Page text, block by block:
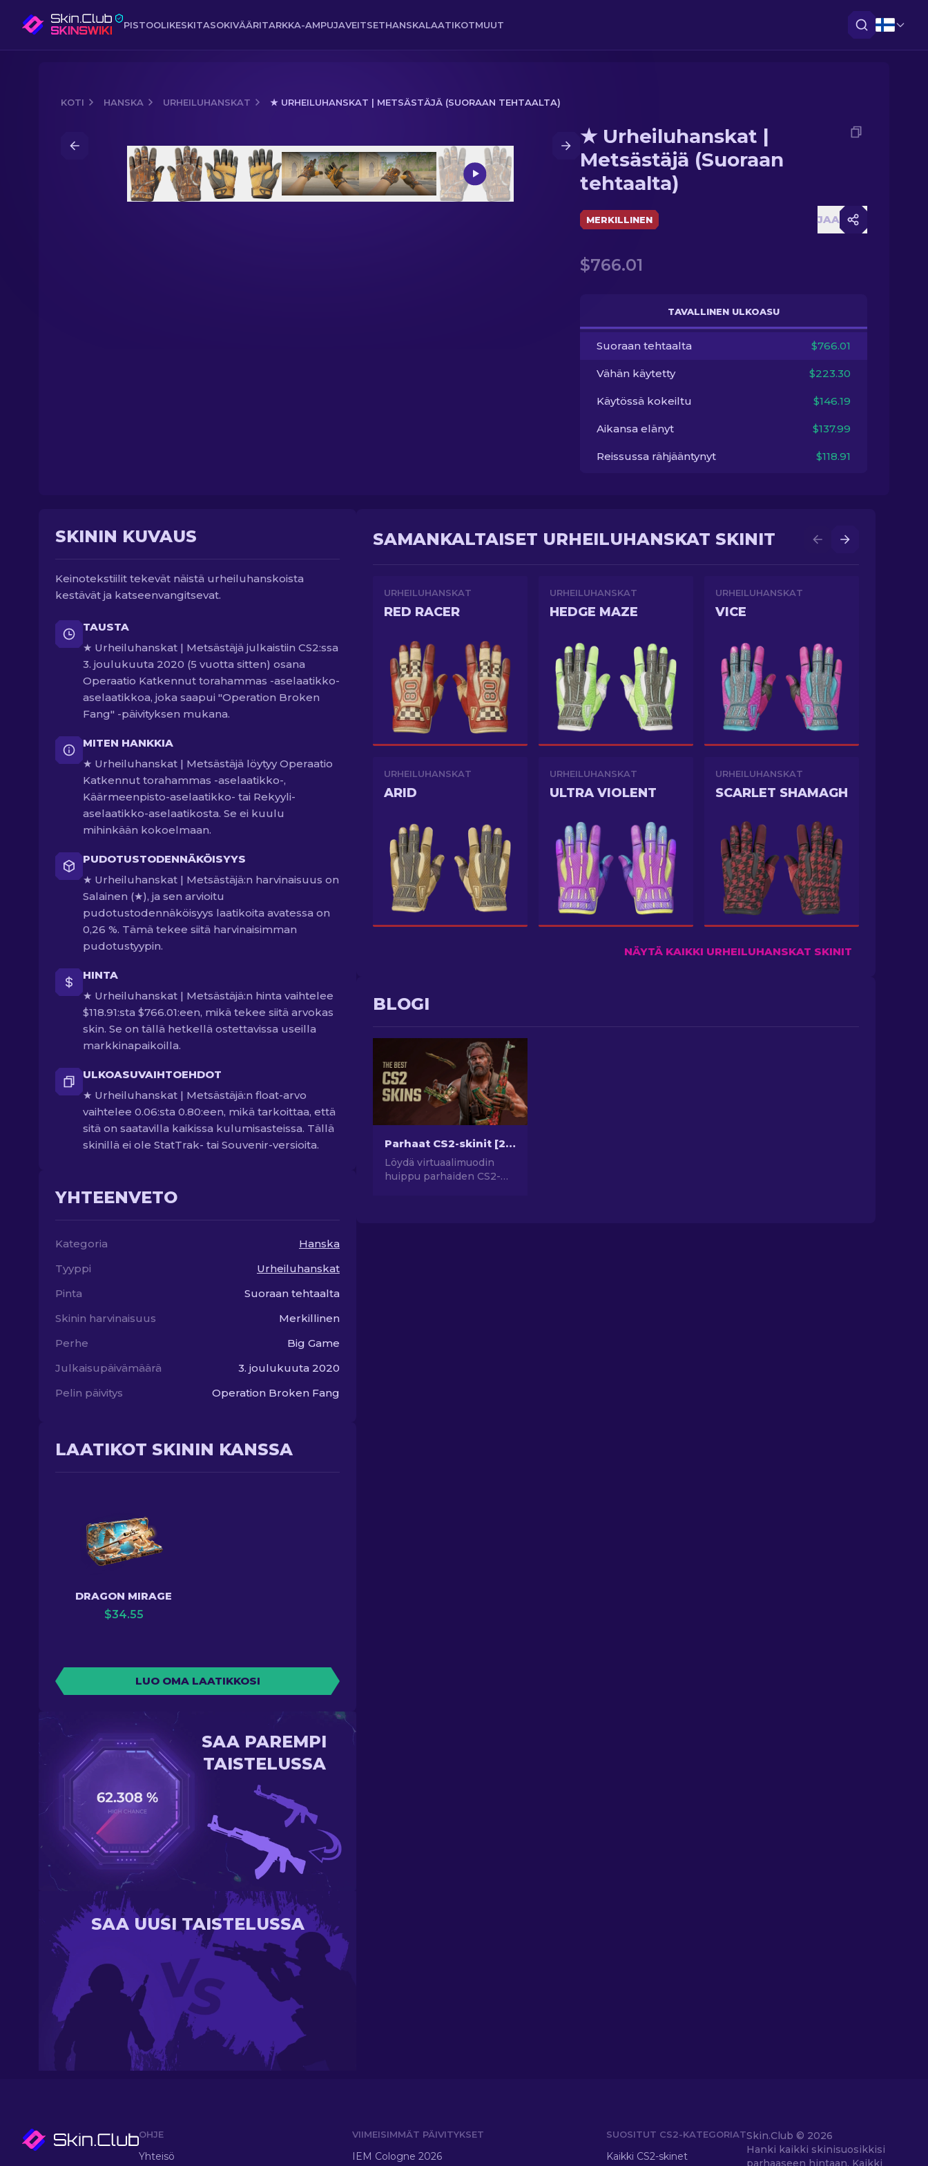
PISTOOLIKESKITASOKIVÄÄRITARKKA-AMPUJAVEITSETHANSKALAATIKOTMUUT
KOTI HANSKA URHEILUHANSKAT ★ URHEILUHANSKAT | METSÄSTÄJÄ (SUORAAN TEHTAALTA)
Media of ★ Urheiluhanskat | Metsästäjä (Suoraan tehtaalta)
★ Urheiluhanskat |
Metsästäjä (Suoraan
tehtaalta)
MERKILLINEN JAA
$766.01
TAVALLINEN ULKOASU
Suoraan tehtaalta $766.01
Vähän käytetty $223.30
Käytössä kokeiltu $146.19
Aikansa elänyt $137.99
Reissussa rähjääntynyt $118.91
SKININ KUVAUS
Keinotekstiilit tekevät näistä urheiluhanskoista
kestävät ja katseenvangitsevat.
TAUSTA
★ Urheiluhanskat | Metsästäjä julkaistiin CS2:ssa
3. joulukuuta 2020 (5 vuotta sitten) osana
Operaatio Katkennut torahammas -aselaatikko-
aselaatikkoa, joka saapui "Operation Broken
Fang" -päivityksen mukana.
MITEN HANKKIA
★ Urheiluhanskat | Metsästäjä löytyy Operaatio
Katkennut torahammas -aselaatikko-,
Käärmeenpisto-aselaatikko- tai Rekyyli-
aselaatikko-aselaatikosta. Se ei kuulu
mihinkään kokoelmaan.
PUDOTUSTODENNÄKÖISYYS
★ Urheiluhanskat | Metsästäjä:n harvinaisuus on
Salainen (★), ja sen arvioitu
pudotustodennäköisyys laatikoita avatessa on
0,26 %. Tämä tekee siitä harvinaisimman
pudotustyypin.
HINTA
★ Urheiluhanskat | Metsästäjä:n hinta vaihtelee
$118.91:sta $766.01:een, mikä tekee siitä arvokas
skin. Se on tällä hetkellä ostettavissa useilla
markkinapaikoilla.
ULKOASUVAIHTOEHDOT
★ Urheiluhanskat | Metsästäjä:n float-arvo
vaihtelee 0.06:sta 0.80:een, mikä tarkoittaa, että
sitä on saatavilla kaikissa kulumisasteissa. Tällä
skinillä ei ole StatTrak- tai Souvenir-versioita.
YHTEENVETO
Kategoria
Hanska
Tyyppi
Urheiluhanskat
Pinta
Suoraan tehtaalta
Skinin harvinaisuus
Merkillinen
Perhe
Big Game
Julkaisupäivämäärä
3. joulukuuta 2020
Pelin päivitys
Operation Broken Fang
LAATIKOT SKININ KANSSA
DRAGON MIRAGE
$34.55
LUO OMA LAATIKKOSI
SAA PAREMPI
TAISTELUSSA
SAA UUSI TAISTELUSSA
SAMANKALTAISET URHEILUHANSKAT SKINIT
URHEILUHANSKAT
RED RACER
URHEILUHANSKAT
HEDGE MAZE
URHEILUHANSKAT
VICE
URHEILUHANSKAT
ARID
URHEILUHANSKAT
ULTRA VIOLENT
URHEILUHANSKAT
SCARLET SHAMAGH
NÄYTÄ KAIKKI URHEILUHANSKAT SKINIT
BLOGI
Parhaat CS2-skinit [2026]
Löydä virtuaalimuodin
huippu parhaiden CS2-
OHJE
Yhteisö
VIIMEISIMMÄT PÄIVITYKSET
IEM Cologne 2026
SUOSITUT CS2-KATEGORIAT
Kaikki CS2-skinet
Skin.Club © 2026
Hanki kaikki skinisuosikkisi
parhaaseen hintaan. Kaikki